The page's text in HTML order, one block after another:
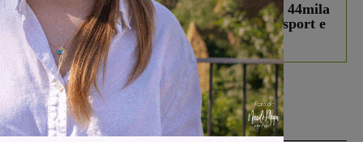
Estra Notizie agosto: Smart Cities, oltre 44mila
studenti coinvolti, torna il bando per lo sport e
debutta il podcast Estrair
Più lette